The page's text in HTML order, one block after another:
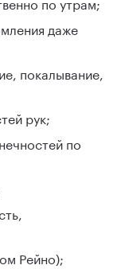
даже
покалывание,
рук;
по
Рейно);